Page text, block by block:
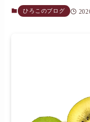
ひろこのブログ